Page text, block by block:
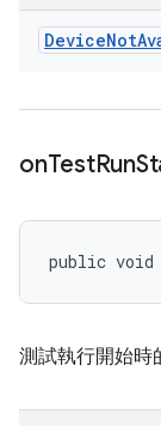
DeviceNot
onTestRun
public void
測試執行開始時